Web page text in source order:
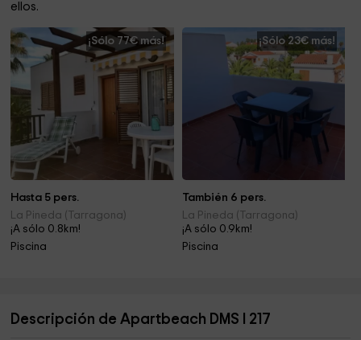
ellos.
¡Sólo 77€ más!
Hasta 5 pers.
La Pineda (Tarragona)
¡A sólo 0.8km!
Piscina
¡Sólo 23€ más!
También 6 pers.
La Pineda (Tarragona)
¡A sólo 0.9km!
Piscina
Descripción de Apartbeach DMS I 217